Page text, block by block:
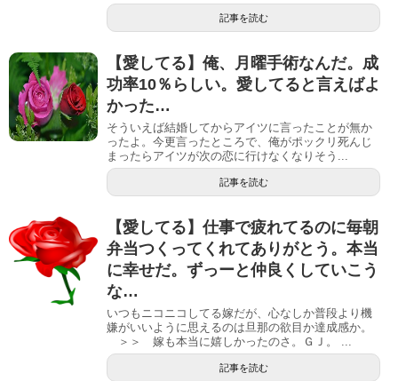
記事を読む
【愛してる】俺、月曜手術なんだ。成
功率10％らしい。愛してると言えばよ
かった…
そういえば結婚してからアイツに言ったことが無か
ったよ。今更言ったところで、俺がポックリ死んじ
まったらアイツが次の恋に行けなくなりそう...
記事を読む
【愛してる】仕事で疲れてるのに毎朝
弁当つくってくれてありがとう。本当
に幸せだ。ずっーと仲良くしていこう
な…
いつもニコニコしてる嫁だが、心なしか普段より機
嫌がいいように思えるのは旦那の欲目か達成感か。
＞＞ 嫁も本当に嬉しかったのさ。ＧＪ。 ...
記事を読む